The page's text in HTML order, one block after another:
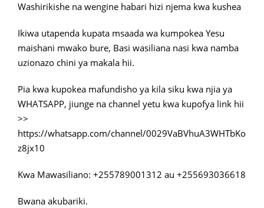
Washirikishe na wengine habari hizi njema kwa kushea
Ikiwa utapenda kupata msaada wa kumpokea Yesu
maishani mwako bure, Basi wasiliana nasi kwa namba
uzionazo chini ya makala hii.
Pia kwa kupokea mafundisho ya kila siku kwa njia ya
WHATSAPP, jiunge na channel yetu kwa kupofya link hii
>>
https://whatsapp.com/channel/0029VaBVhuA3WHTbKo
z8jx10
Kwa Mawasiliano: +255789001312 au +255693036618
Bwana akubariki.